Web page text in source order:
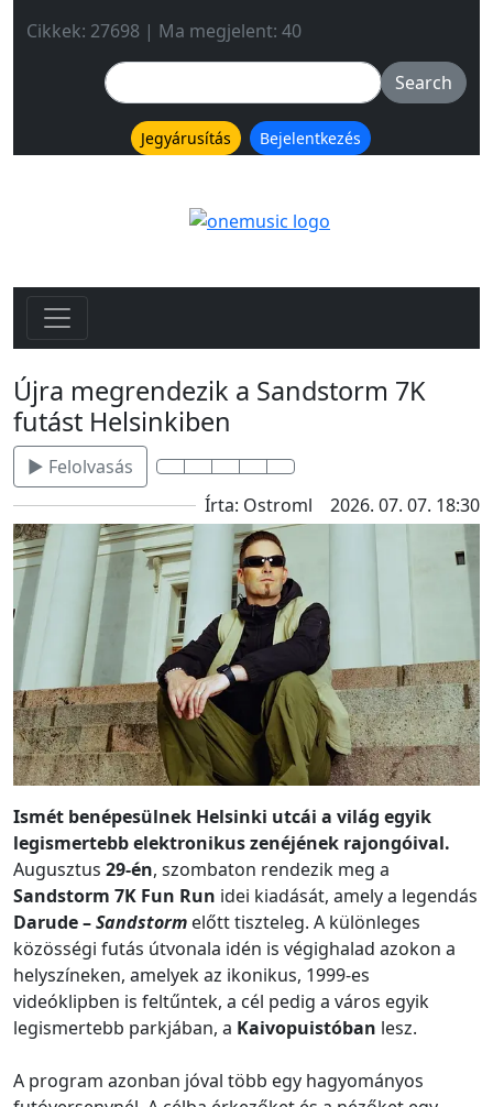
Cikkek: 27698 | Ma megjelent: 40
Jegyárusítás Bejelentkezés
Újra megrendezik a Sandstorm 7K
futást Helsinkiben
▶ Felolvasás
Írta: Ostroml
2026. 07. 07. 18:30
Ismét benépesülnek Helsinki utcái a világ egyik
legismertebb elektronikus zenéjének rajongóival.
Augusztus 29-én, szombaton rendezik meg a
Sandstorm 7K Fun Run idei kiadását, amely a legendás
Darude –Sandstorm előtt tiszteleg. A különleges
közösségi futás útvonala idén is végighalad azokon a
helyszíneken, amelyek az ikonikus, 1999-es
videóklipben is feltűntek, a cél pedig a város egyik
legismertebb parkjában, a Kaivopuistóban lesz.
A program azonban jóval több egy hagyományos